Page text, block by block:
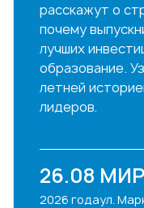
расскажут о
почему
лучших
образование.
летней
лидеров.
26.08
2026 годаул.